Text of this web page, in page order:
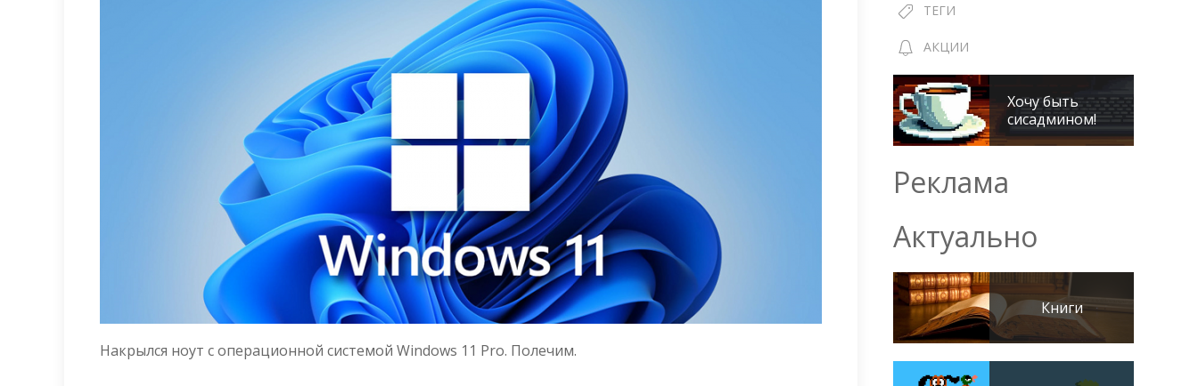
Накрылся ноут с операционной системой Windows 11 Pro. Полечим.
ТЕГИ
АКЦИИ
Хочу быть
сисадмином!
Реклама
Актуально
Книги